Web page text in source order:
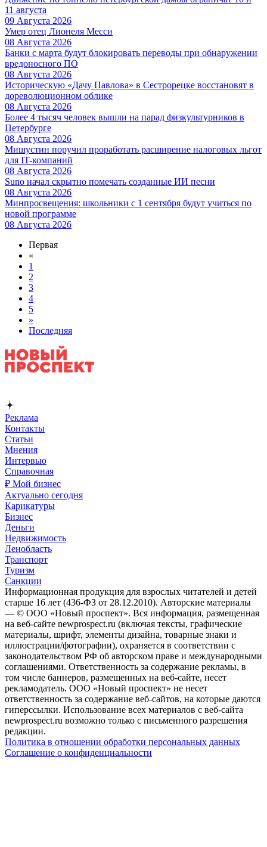
11 августа
09 Августа 2026
Умер отец Лионеля Месси
08 Августа 2026
Банки с марта будут блокировать переводы при обнаружении
вредоносного ПО
08 Августа 2026
Историческую «Дачу Павлова» в Сестрорецке восстановят в
дореволюционном облике
08 Августа 2026
Более 4 тысяч человек вышли на парад физкультурников в
Петербурге
08 Августа 2026
Мишустин поручил проработать расширение налоговых льгот
для IT-компаний
08 Августа 2026
Suno начал скрытно помечать созданные ИИ песни
08 Августа 2026
Минпросвещения: школьники с 1 сентября будут учиться по
новой программе
08 Августа 2026
Первая
«
1
2
3
4
5
»
Последняя
Реклама
Контакты
Статьи
Мнения
Интервью
Справочная
₽ Мой бизнес
Актуально сегодня
Карикатуры
Бизнес
Деньги
Недвижимость
Ленобласть
Транспорт
Туризм
Санкции
Информационная продукция для взрослых читателей и детей
старше 16 лет (436-ФЗ от 28.12.2010). Авторские материалы
— © ООО «Новый проспект». Вся информация, размещенная
на веб-сайте newprospect.ru (включая тексты, графические
материалы, шрифт, элементы дизайна, товарные знаки и
иллюстрации/фотографии), охраняется в соответствии с
законодательством РФ об авторском праве и международными
соглашениями. Ответственность за содержание рекламы, в
том числе баннеров, размещенных на веб-сайте, несет
рекламодатель. ООО «Новый проспект» не несет
ответственность за содержание веб-сайтов, на которые даются
гиперссылки. Использование всех материалов с веб-сайта
newprospect.ru возможно только с письменного разрешения
редакции.
Политика в отношении обработки персональных данных
Соглашение о конфиденциальности